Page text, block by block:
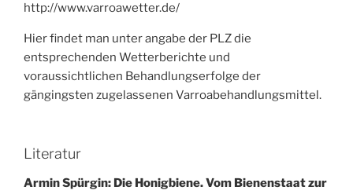
http://www.varroawetter.de/
Hier findet man unter angabe der PLZ die
entsprechenden Wetterberichte und
voraussichtlichen Behandlungserfolge der
gängingsten zugelassenen Varroabehandlungsmittel.
Literatur
Armin Spürgin: Die Honigbiene. Vom Bienenstaat zur